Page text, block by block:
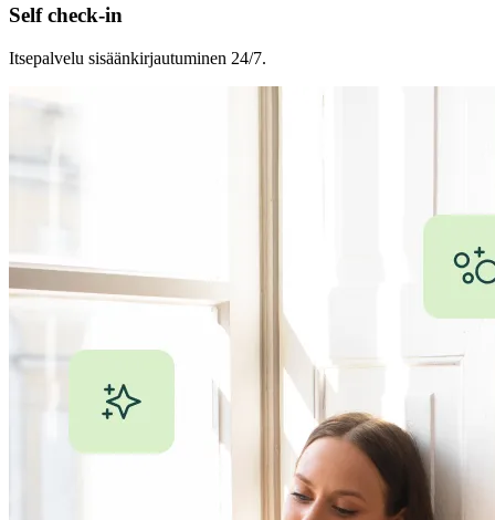
Self check-in
Itsepalvelu sisäänkirjautuminen 24/7.